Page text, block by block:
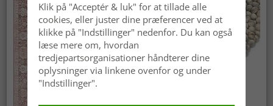
Klik på "Acceptér & luk" for at tillade alle
cookies, eller juster dine præferencer ved at
klikke på "Indstillinger" nedenfor. Du kan også
læse mere om, hvordan
tredjepartsorganisationer håndterer dine
oplysninger via linkene ovenfor og under
"Indstillinger".